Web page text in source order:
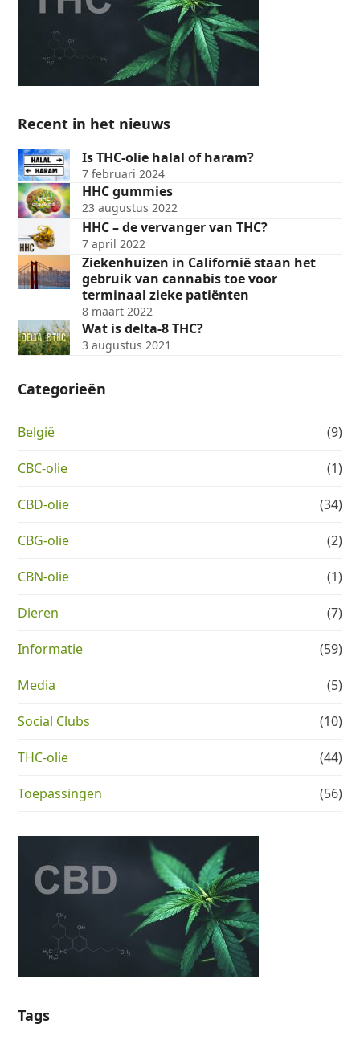
Recent in het nieuws
Is THC-olie halal of haram?
7 februari 2024
HHC gummies
23 augustus 2022
HHC – de vervanger van THC?
7 april 2022
Ziekenhuizen in Californië staan het
gebruik van cannabis toe voor
terminaal zieke patiënten
8 maart 2022
Wat is delta-8 THC?
3 augustus 2021
Categorieën
België (9)
CBC-olie (1)
CBD-olie (34)
CBG-olie (2)
CBN-olie (1)
Dieren (7)
Informatie (59)
Media (5)
Social Clubs (10)
THC-olie (44)
Toepassingen (56)
Tags